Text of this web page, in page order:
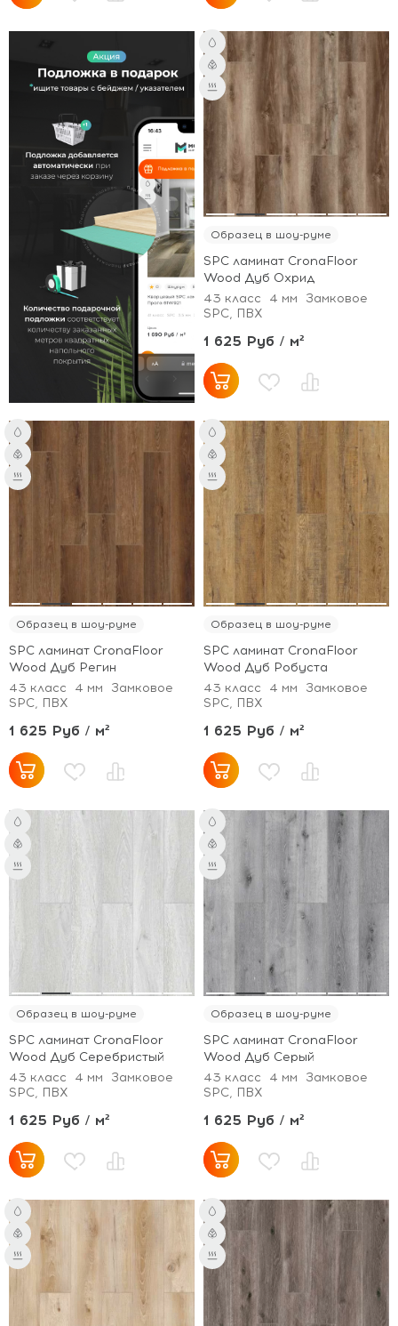
Образец в шоу-руме
SPC ламинат CronaFloor
Wood Дуб Охрид
43 класс
4 мм
Замковое
SPC, ПВХ
1 625 Руб / м²
Образец в шоу-руме
SPC ламинат CronaFloor
Wood Дуб Регин
43 класс
4 мм
Замковое
SPC, ПВХ
1 625 Руб / м²
Образец в шоу-руме
SPC ламинат CronaFloor
Wood Дуб Робуста
43 класс
4 мм
Замковое
SPC, ПВХ
1 625 Руб / м²
Образец в шоу-руме
SPC ламинат CronaFloor
Wood Дуб Серебристый
43 класс
4 мм
Замковое
SPC, ПВХ
1 625 Руб / м²
Образец в шоу-руме
SPC ламинат CronaFloor
Wood Дуб Серый
43 класс
4 мм
Замковое
SPC, ПВХ
1 625 Руб / м²